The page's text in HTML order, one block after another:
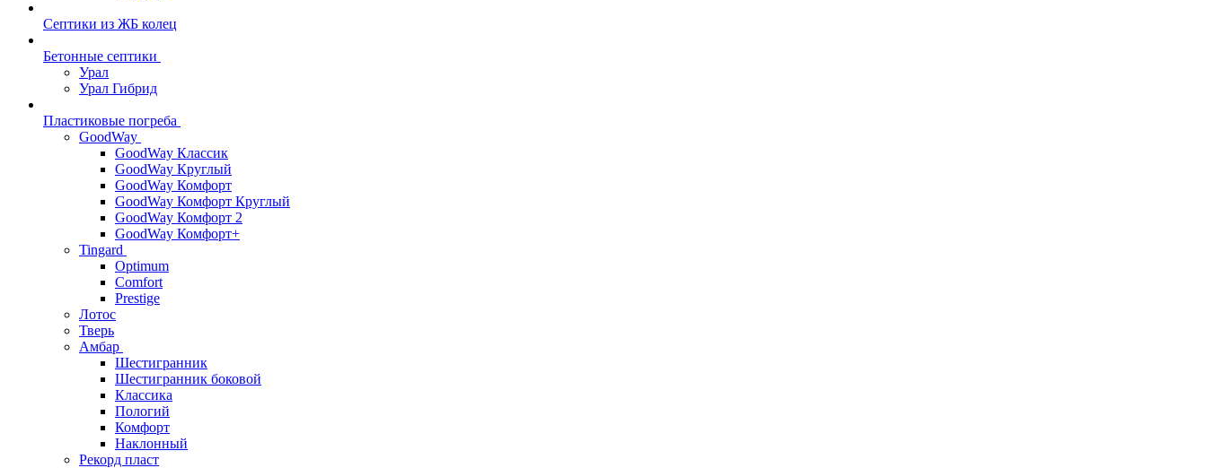
Септики из ЖБ колец
Бетонные септики
Урал
Урал Гибрид
Пластиковые погреба
GoodWay
GoodWay Классик
GoodWay Круглый
GoodWay Комфорт
GoodWay Комфорт Круглый
GoodWay Комфорт 2
GoodWay Комфорт+
Tingard
Optimum
Comfort
Prestige
Лотос
Тверь
Амбар
Шестигранник
Шестигранник боковой
Классика
Пологий
Комфорт
Наклонный
Рекорд пласт